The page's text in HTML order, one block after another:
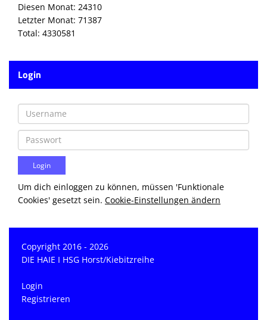
Diesen Monat: 24310
Letzter Monat: 71387
Total: 4330581
Login
Um dich einloggen zu können, müssen 'Funktionale
Cookies' gesetzt sein. Cookie-Einstellungen ändern
Copyright 2016 - 2026
DIE HAIE I HSG Horst/Kiebitzreihe
Login
Registrieren